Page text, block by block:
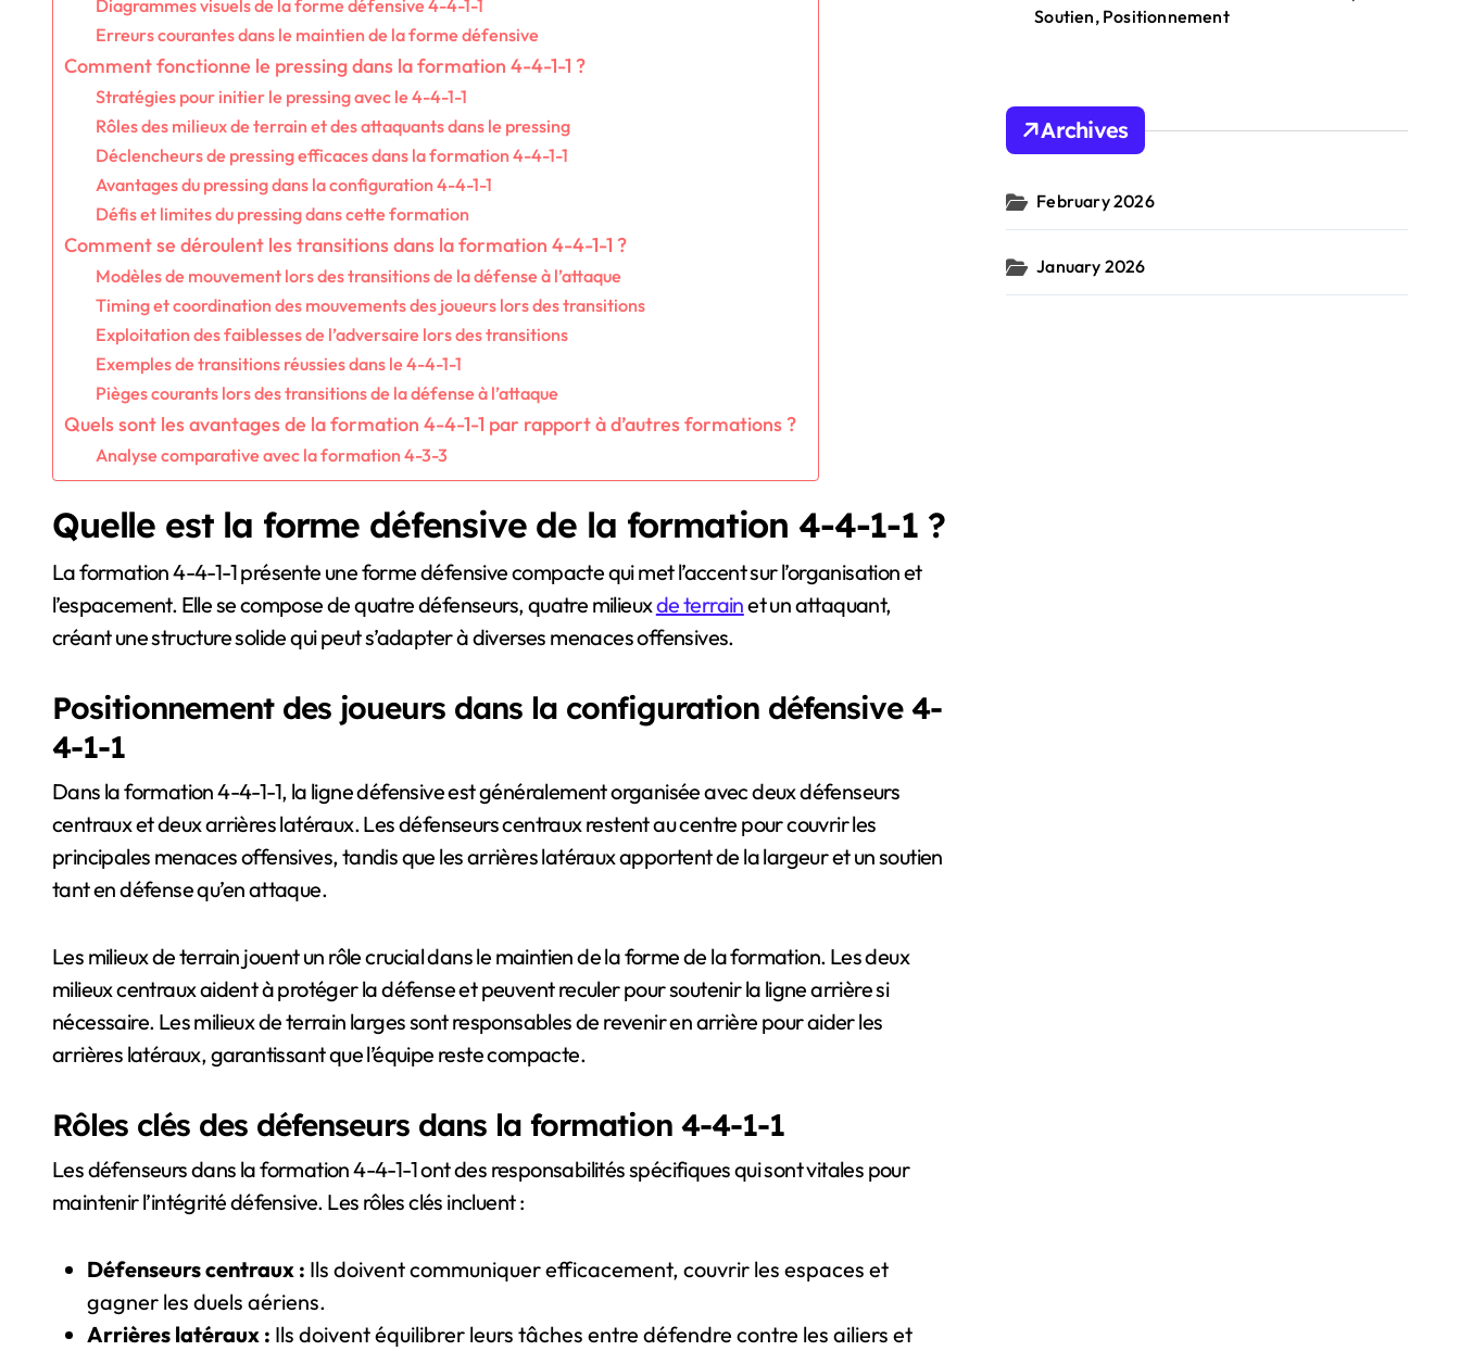
Diagrammes visuels de la forme défensive 4-4-1-1
Erreurs courantes dans le maintien de la forme défensive
Comment fonctionne le pressing dans la formation 4-4-1-1 ?
Stratégies pour initier le pressing avec le 4-4-1-1
Rôles des milieux de terrain et des attaquants dans le pressing
Déclencheurs de pressing efficaces dans la formation 4-4-1-1
Avantages du pressing dans la configuration 4-4-1-1
Défis et limites du pressing dans cette formation
Comment se déroulent les transitions dans la formation 4-4-1-1 ?
Modèles de mouvement lors des transitions de la défense à l’attaque
Timing et coordination des mouvements des joueurs lors des transitions
Exploitation des faiblesses de l’adversaire lors des transitions
Exemples de transitions réussies dans le 4-4-1-1
Pièges courants lors des transitions de la défense à l’attaque
Quels sont les avantages de la formation 4-4-1-1 par rapport à d’autres formations ?
Analyse comparative avec la formation 4-3-3
Quelle est la forme défensive de la formation 4-4-1-1 ?
La formation 4-4-1-1 présente une forme défensive compacte qui met l’accent sur l’organisation et
l’espacement. Elle se compose de quatre défenseurs, quatre milieuxde terrainet un attaquant,
créant une structure solide qui peut s’adapter à diverses menaces offensives.
Positionnement des joueurs dans la configuration défensive 4-
4-1-1
Dans la formation 4-4-1-1, la ligne défensive est généralement organisée avec deux défenseurs
centraux et deux arrières latéraux. Les défenseurs centraux restent au centre pour couvrir les
principales menaces offensives, tandis que les arrières latéraux apportent de la largeur et un soutien
tant en défense qu’en attaque.
Les milieux de terrain jouent un rôle crucial dans le maintien de la forme de la formation. Les deux
milieux centraux aident à protéger la défense et peuvent reculer pour soutenir la ligne arrière si
nécessaire. Les milieux de terrain larges sont responsables de revenir en arrière pour aider les
arrières latéraux, garantissant que l’équipe reste compacte.
Rôles clés des défenseurs dans la formation 4-4-1-1
Les défenseurs dans la formation 4-4-1-1 ont des responsabilités spécifiques qui sont vitales pour
maintenir l’intégrité défensive. Les rôles clés incluent :
Défenseurs centraux : Ils doivent communiquer efficacement, couvrir les espaces et
gagner les duels aériens.
Arrières latéraux : Ils doivent équilibrer leurs tâches entre défendre contre les ailiers et
Soutien, Positionnement
Archives
February 2026
January 2026